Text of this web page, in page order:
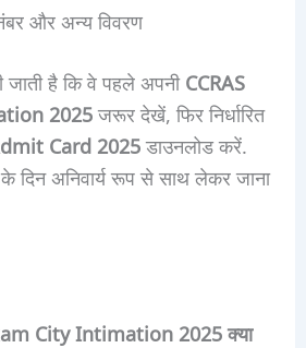
और अन्य विवरण
जाती है कि वे पहले अपनीCCRAS
2025जरूर देखें, फिर निर्धारित
Card 2025डाउनलोड करें.
दिन अनिवार्य रूप से साथ लेकर जाना
City Intimation 2025 क्या